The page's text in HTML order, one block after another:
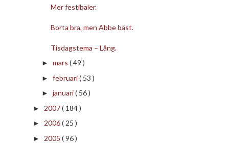
Mer festibaler.
Borta bra, men Abbe bäst.
Tisdagstema – Lång.
► mars ( 49 )
► februari( 53 )
► januari( 56 )
► 2007( 184 )
► 2006( 25 )
► 2005 ( 96 )